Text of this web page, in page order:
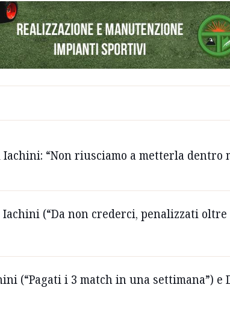
Iachini: “Non riusciamo a metterla dentro
(“Da non crederci, penalizzati oltre
(“Pagati i 3 match in una settimana”) e